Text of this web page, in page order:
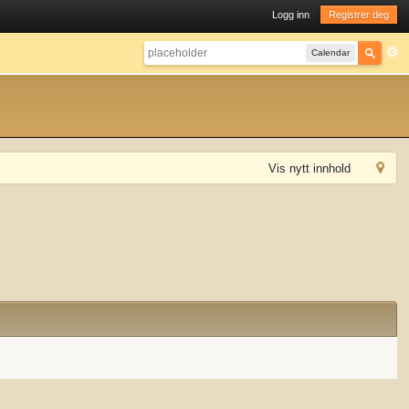
Logg inn Registrer deg
Calendar
Vis nytt innhold